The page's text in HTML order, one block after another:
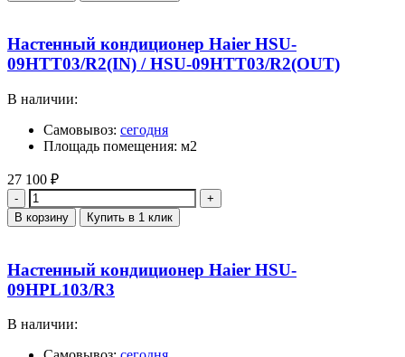
Настенный кондиционер Haier HSU-
09HTT03/R2(IN) / HSU-09HTT03/R2(OUT)
В наличии:
Самовывоз: сегодня
Площадь помещения: м2
27 100 ₽
Количество
В корзину Купить в 1 клик
Настенный кондиционер Haier HSU-
09HPL103/R3
В наличии: